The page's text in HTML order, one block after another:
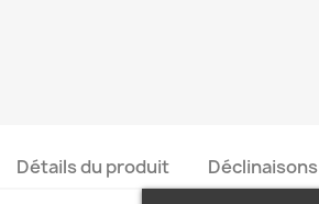
Détails du produit Déclinaisons